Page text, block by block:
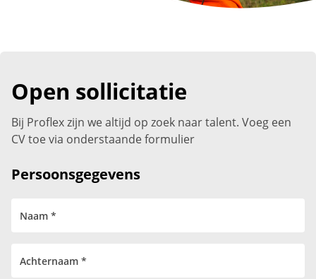
Open sollicitatie
Bij Proflex zijn we altijd op zoek naar talent. Voeg een
CV toe via onderstaande formulier
Persoonsgegevens